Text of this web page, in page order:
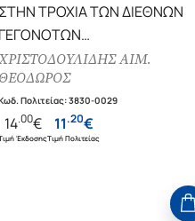
ΣΤΗΝ ΤΡΟΧΙΑ ΤΩΝ ΔΙΕΘΝΩΝ
ΓΕΓΟΝΟΤΩΝ
ΕΠΙΣΗΜΑΝΣΕΙΣ ΣΕ ΤΟΝΟ
ΕΛΑΣΣΟΝΑ
ΑΙΜ.
ΘΕΟΔΩΡΟΣ
Πολιτείας:3830-0029
14.00€
Έκδοσης
11.20€
Τιμή Πολιτείας